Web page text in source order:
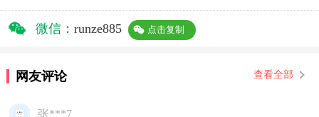
微信： runze885 点击复制
网友评论 查看全部
张***7